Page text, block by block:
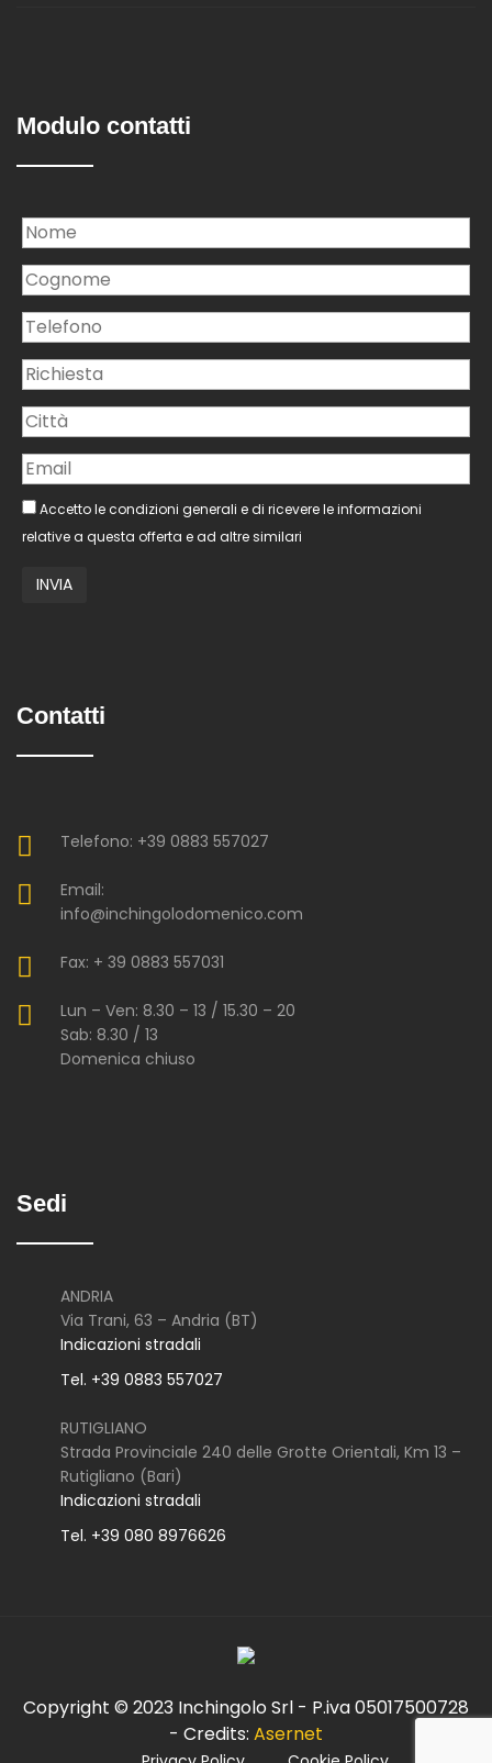
Modulo contatti
Accetto le condizioni generali e di ricevere le informazioni
relative a questa offerta e ad altre similari
Contatti
Telefono: +39 0883 557027
Email:
info@inchingolodomenico.com
Fax: + 39 0883 557031
Lun – Ven: 8.30 – 13 / 15.30 – 20
Sab: 8.30 / 13
Domenica chiuso
Sedi
ANDRIA
Via Trani, 63 – Andria (BT)
Indicazioni stradali
Tel. +39 0883 557027
RUTIGLIANO
Strada Provinciale 240 delle Grotte Orientali, Km 13 –
Rutigliano (Bari)
Indicazioni stradali
Tel. +39 080 8976626
Copyright © 2023 Inchingolo Srl - P.iva 05017500728
- Credits: Asernet